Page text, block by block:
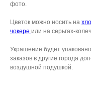
фото.
Цветок можно носить на
чокере или на серьгах-
Украшение будет
заказов в другие города
воздушной подушкой.
ОФЕРТА